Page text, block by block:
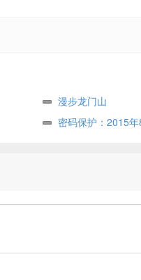
漫步龙门山
密码保护：2015